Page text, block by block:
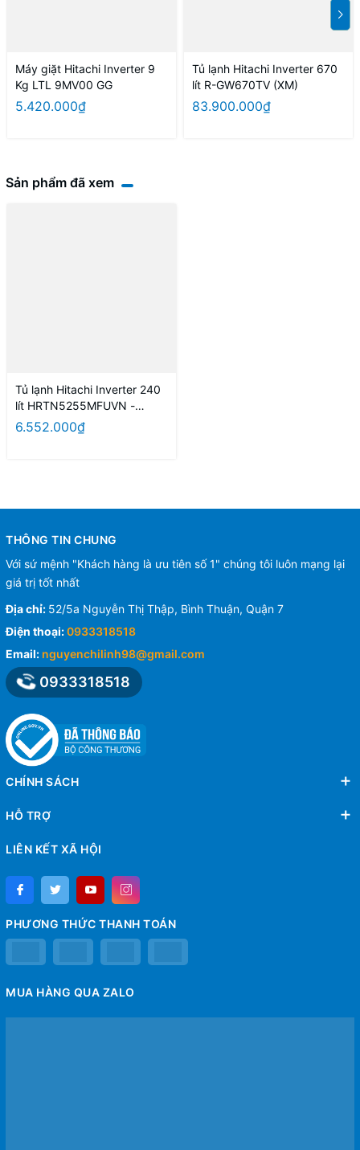
Máy giặt Hitachi Inverter 9
Kg LTL 9MV00 GG
5.420.000₫
Tủ lạnh Hitachi Inverter 670
lít R-GW670TV (XM)
83.900.000₫
Sản phẩm đã xem
Tủ lạnh Hitachi Inverter 240
lít HRTN5255MFUVN -
HÀNG CHÍNH HÃNG
6.552.000₫
THÔNG TIN CHUNG
Với sứ mệnh "Khách hàng là ưu tiên số 1" chúng tôi luôn mạng lại
giá trị tốt nhất
Địa chỉ: 52/5a Nguyễn Thị Thập, Bình Thuận, Quận 7
Điện thoại:0933318518
Email: nguyenchilinh98@gmail.com
0933318518
CHÍNH SÁCH
HỖ TRỢ
LIÊN KẾT XÃ HỘI
PHƯƠNG THỨC THANH TOÁN
MUA HÀNG QUA ZALO